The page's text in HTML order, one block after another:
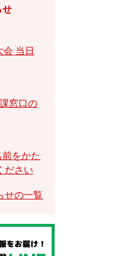
せ
当日
窓口の
前をかた
ださい
せの一覧